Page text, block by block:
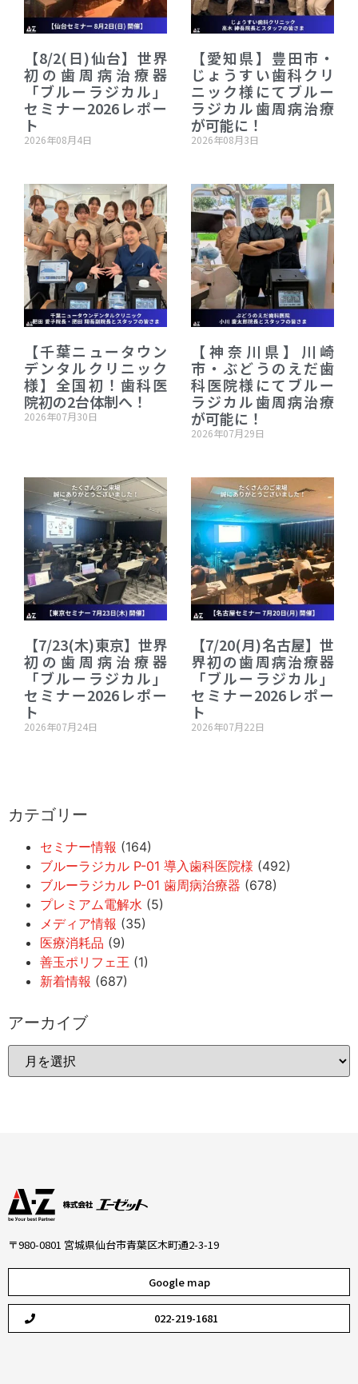
【8/2(日)仙台】世界
初の歯周病治療器
「ブルーラジカル」
セミナー2026レポー
ト
2026年08月4日
【愛知県】豊田市・
じょうすい歯科クリ
ニック様にてブルー
ラジカル歯周病治療
が可能に！
2026年08月3日
【千葉ニュータウン
デンタルクリニック
様】全国初！歯科医
院初の2台体制へ！
2026年07月30日
【神奈川県】川崎
市・ぶどうのえだ歯
科医院様にてブルー
ラジカル歯周病治療
が可能に！
2026年07月29日
【7/23(木)東京】世界
初の歯周病治療器
「ブルーラジカル」
セミナー2026レポー
ト
2026年07月24日
【7/20(月)名古屋】世
界初の歯周病治療器
「ブルーラジカル」
セミナー2026レポー
ト
2026年07月22日
カテゴリー
セミナー情報 (164)
ブルーラジカル P-01 導入歯科医院様 (492)
ブルーラジカル P-01 歯周病治療器 (678)
プレミアム電解水 (5)
メディア情報 (35)
医療消耗品 (9)
善玉ポリフェ王 (1)
新着情報 (687)
アーカイブ
〒980-0801 宮城県仙台市青葉区木町通2-3-19
Google map
022-219-1681